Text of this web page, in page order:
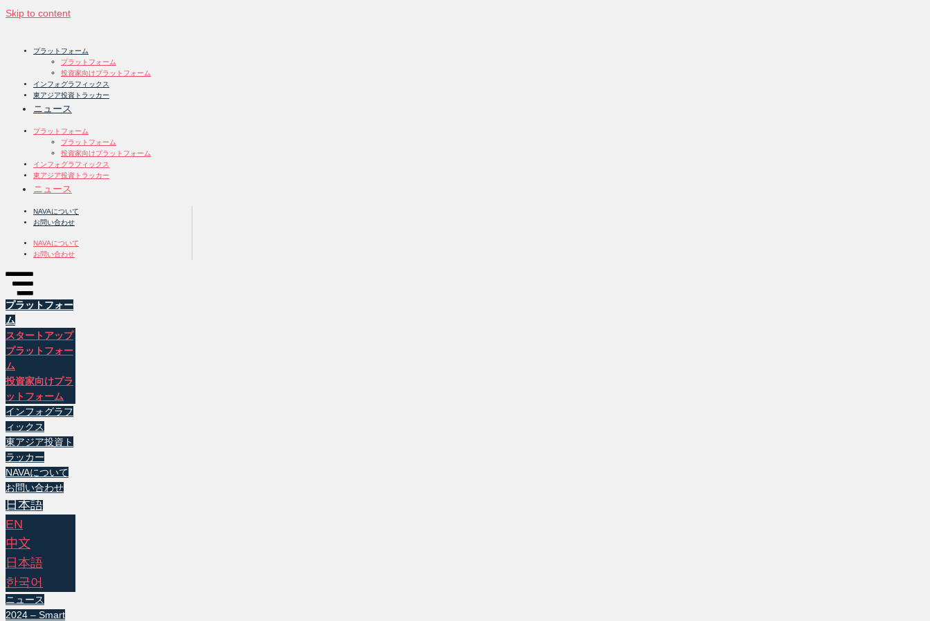
Skip to content
プラットフォーム
プラットフォーム
投資家向けプラットフォーム
インフォグラフィックス
東アジア投資トラッカー
ニュース
プラットフォーム
プラットフォーム
投資家向けプラットフォーム
インフォグラフィックス
東アジア投資トラッカー
ニュース
NAVAについて
お問い合わせ
NAVAについて
お問い合わせ
プラットフォー
ム
スタートアップ
プラットフォー
ム
投資家向けプラ
ットフォーム
インフォグラフ
ィックス
東アジア投資ト
ラッカー
NAVAについて
お問い合わせ
日本語
EN
中文
日本語
한국어
ニュース
2024 – Smart